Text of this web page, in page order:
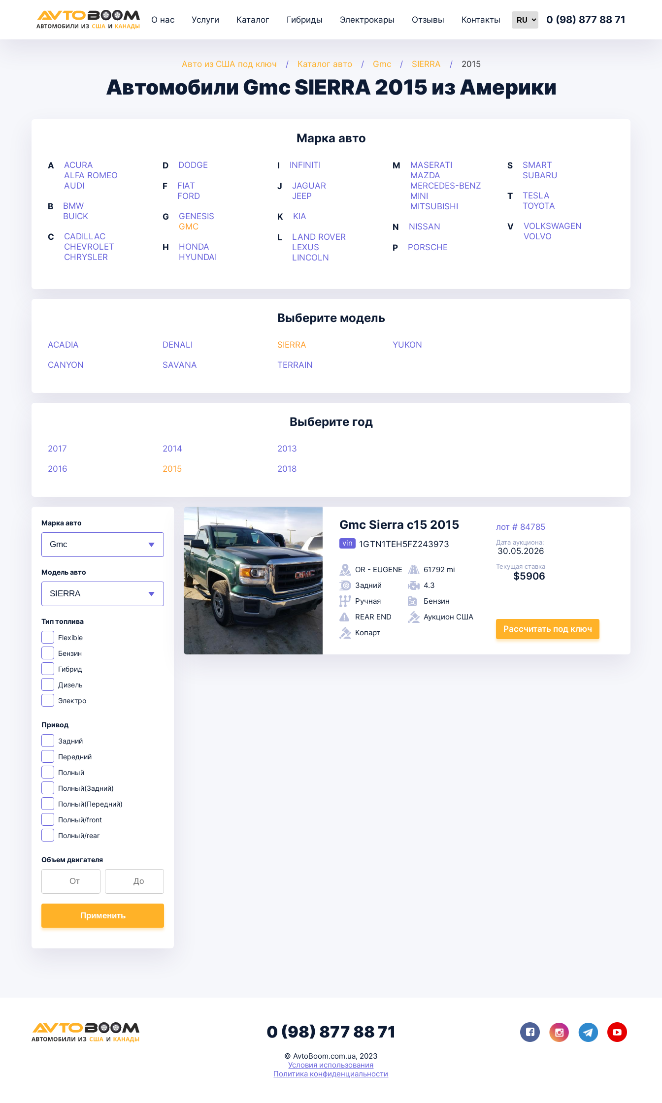
О нас Услуги Каталог Гибриды Электрокары Отзывы Контакты 0 (98) 877 88 71
Авто из США под ключ Каталог авто Gmc SIERRA 2015
Автомобили Gmc SIERRA 2015 из Америки
Марка авто
A
ACURA
ALFA ROMEO
AUDI
B
BMW
BUICK
C
CADILLAC
CHEVROLET
CHRYSLER
D DODGE
F
FIAT
FORD
G
GENESIS
GMC
H
HONDA
HYUNDAI
I INFINITI
J
JAGUAR
JEEP
K KIA
L
LAND ROVER
LEXUS
LINCOLN
M
MASERATI
MAZDA
MERCEDES-BENZ
MINI
MITSUBISHI
N NISSAN
P PORSCHE
S
SMART
SUBARU
T
TESLA
TOYOTA
V
VOLKSWAGEN
VOLVO
Выберите модель
ACADIA
CANYON
DENALI
SAVANA
SIERRA
TERRAIN
YUKON
Выберите год
2017
2016
2014
2015
2013
2018
Марка авто
Модель авто
Тип топлива
Flexible
Бензин
Гибрид
Дизель
Электро
Привод
Задний
Передний
Полный
Полный(Задний)
Полный(Передний)
Полный/front
Полный/rear
Объем двигателя
Применить
Gmc Sierra c15 2015
1GTN1TEH5FZ243973
OR - EUGENE
61792 mi
Задний
4.3
Ручная
Бензин
REAR END
Аукцион США
Копарт
лот # 84785
Дата аукциона:
30.05.2026
Текущая ставка
$5906
Рассчитать под ключ
0 (98) 877 88 71
© AvtoBoom.com.ua, 2023
Условия использования
Политика конфиденциальности